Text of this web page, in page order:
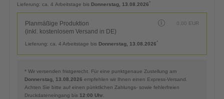
Lieferung: ca. 4 Arbeitstage bis Donnerstag, 13.08.2026*
Planmäßige Produktion
(inkl. kostenlosem Versand in DE)
0,00 EUR
Lieferung: ca. 4 Arbeitstage bis Donnerstag, 13.08.2026*
* Wir versenden fristgerecht. Für eine punktgenaue Zustellung am
Donnerstag, 13.08.2026 empfehlen wir Ihnen einen Express-Versand.
Achten Sie bitte auf einen pünktlichen Zahlungs- sowie fehlerfreien
Druckdateneingang bis 12:00 Uhr